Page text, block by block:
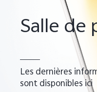
Morocco |
Salle de
Les dernières
sont disponibles ici